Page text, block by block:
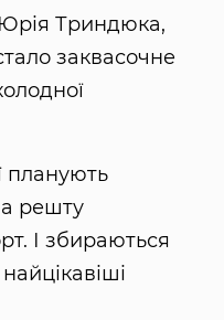
Триндюка,
заквасочне
планують
а решту
І збираються